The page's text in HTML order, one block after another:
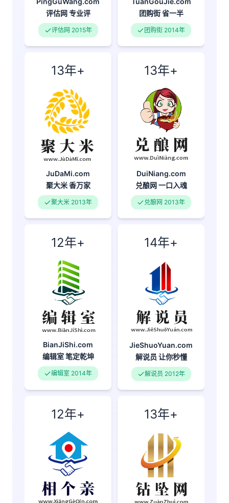
评估网专业评
评估网 2015年
团购街省一半
团购街 2014年
13年+
JuDaMi.com
聚大米香万家
聚大米 2013年
13年+
DuiNiang.com
兑酿网一口入魂
兑酿网 2013年
12年+
BianJiShi.com
编辑室笔定乾坤
编辑室 2014年
14年+
JieShuoYuan.com
解说员 让你秒懂
解说员 2012年
12年+ 13年+